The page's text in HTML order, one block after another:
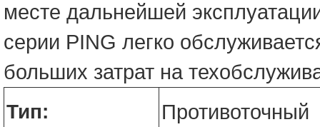
месте дальнейшей
серии PING легко
больших затрат на
Тип: Противоточный